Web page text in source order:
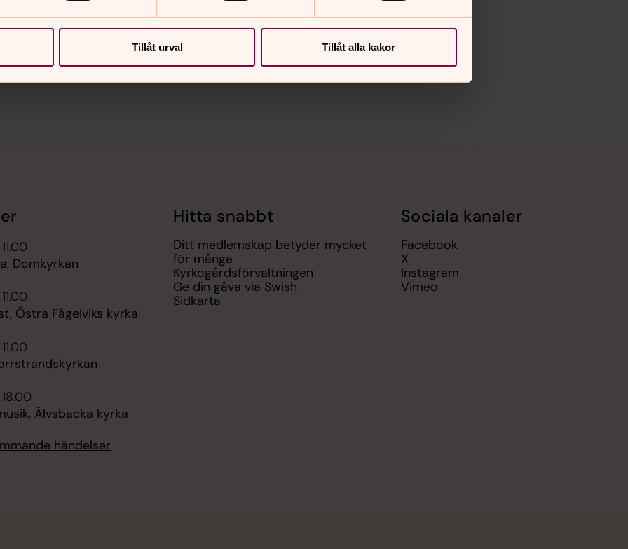
Tillåt urval Tillåt alla kakor
Domkyrkan
Östra Fågelviks kyrka
Älvsbacka kyrka
händelser
Hitta snabbt
Ditt medlemskap betyder mycket
för många
Kyrkogårdsförvaltningen
Ge din gåva via Swish
Sidkarta
Sociala kanaler
Facebook
X
Instagram
Vimeo